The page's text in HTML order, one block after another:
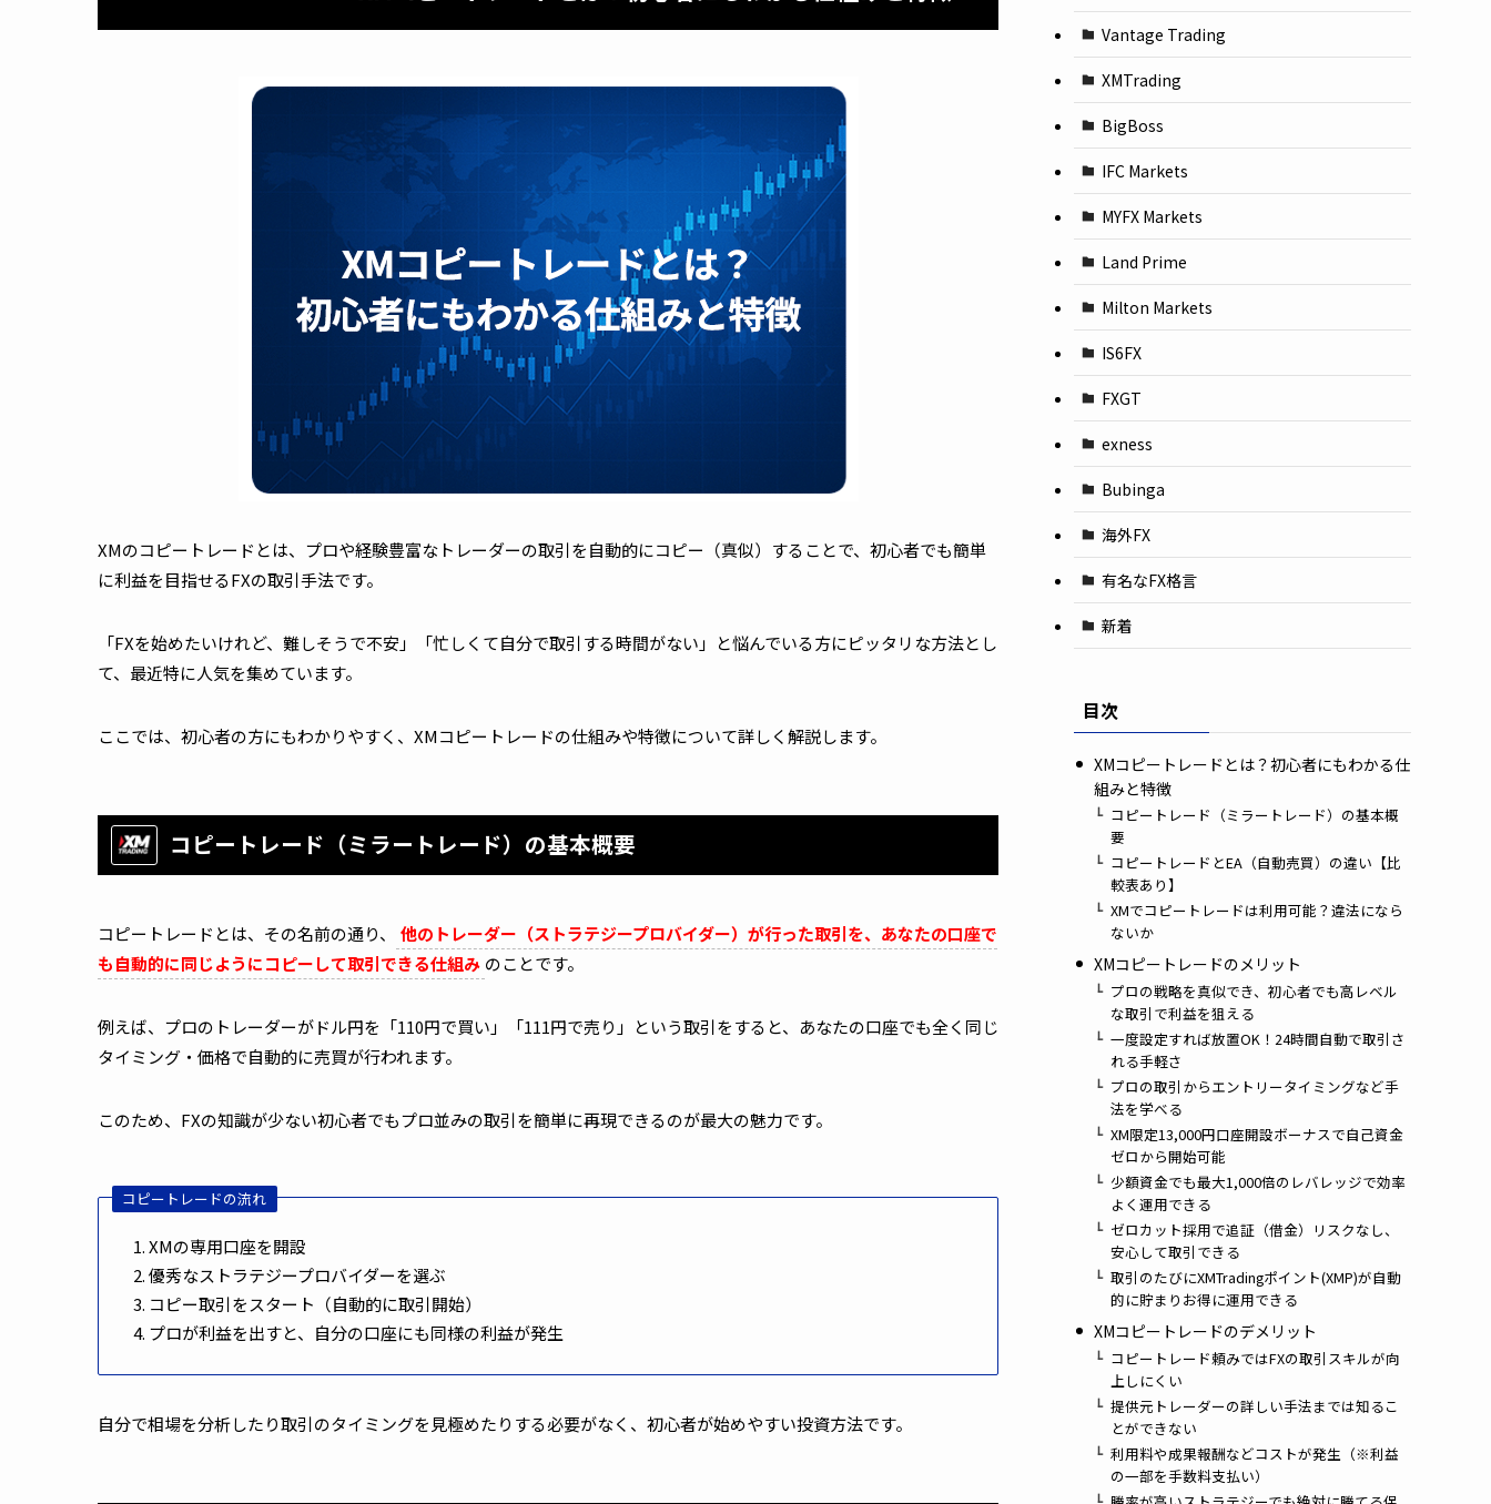
XMのコピートレードとは、プロや経験豊富なトレーダーの取引を自動的にコピー（真似）することで、初心者でも簡単
に利益を目指せるFXの取引手法です。
「FXを始めたいけれど、難しそうで不安」「忙しくて自分で取引する時間がない」と悩んでいる方にピッタリな方法とし
て、最近特に人気を集めています。
ここでは、初心者の方にもわかりやすく、 XMコピートレードの仕組みや特徴について詳しく解説します。
コピートレード（ミラートレード）の基本概要
コピートレードとは、その名前の通り、
他のトレーダー（ストラテジープロバイダー）が行った取引を、あなたの口座で
も自動的に同じようにコピーして取引できる仕組み のことです。
例えば、プロのトレーダーがドル円を「110円で買い」「111円で売り」という取引をすると、あなたの口座でも全く同じ
タイミング・価格で自動的に売買が行われます。
このため、 FXの知識が少ない初心者でもプロ並みの取引を簡単に再現できるのが最大の魅力です。
コピートレードの流れ
XMの専用口座を開設
優秀なストラテジープロバイダーを選ぶ
コピー取引をスタート（自動的に取引開始）
プロが利益を出すと、自分の口座にも同様の利益が発生
自分で相場を分析したり取引のタイミングを見極めたりする必要がなく、初心者が始めやすい投資方法です。
Vantage Trading
XMTrading
BigBoss
IFC Markets
MYFX Markets
Land Prime
Milton Markets
IS6FX
FXGT
exness
Bubinga
海外FX
有名なFX格言
新着
目次
XMコピートレードとは？初心者にもわかる仕
組みと特徴
コピートレード（ミラートレード）の基本概
要
コピートレードとEA（自動売買）の違い【比
較表あり】
XMでコピートレードは利用可能？違法になら
ないか
XMコピートレードのメリット
プロの戦略を真似でき、初心者でも高レベル
な取引で利益を狙える
一度設定すれば放置OK！24時間自動で取引さ
れる手軽さ
プロの取引からエントリータイミングなど手
法を学べる
XM限定13,000円口座開設ボーナスで自己資金
ゼロから開始可能
少額資金でも最大1,000倍のレバレッジで効率
よく運用できる
ゼロカット採用で追証（借金）リスクなし、
安心して取引できる
取引のたびにXMTradingポイント(XMP)が自動
的に貯まりお得に運用できる
XMコピートレードのデメリット
コピートレード頼みではFXの取引スキルが向
上しにくい
提供元トレーダーの詳しい手法までは知るこ
とができない
利用料や成果報酬などコストが発生（※利益
の一部を手数料支払い）